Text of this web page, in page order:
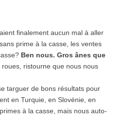
finalement aucun mal à aller
prime à la casse, les ventes
Ben nous. Gros ânes que
roues, ristourne que nous nous
targuer de bons résultats pour
en Turquie, en Slovénie, en
à la casse, mais nous auto-